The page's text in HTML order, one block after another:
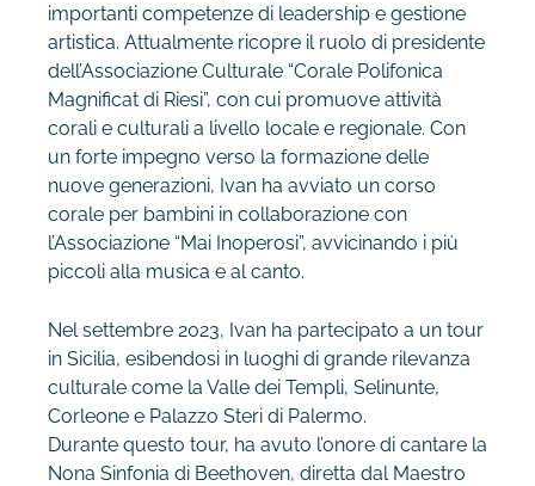
importanti competenze di leadership e gestione
artistica. Attualmente ricopre il ruolo di presidente
dell’Associazione Culturale “Corale Polifonica
Magnificat di Riesi”, con cui promuove attività
corali e culturali a livello locale e regionale. Con
un forte impegno verso la formazione delle
nuove generazioni, Ivan ha avviato un corso
corale per bambini in collaborazione con
l’Associazione “Mai Inoperosi”, avvicinando i più
piccoli alla musica e al canto.
Nel settembre 2023, Ivan ha partecipato a un tour
in Sicilia, esibendosi in luoghi di grande rilevanza
culturale come la Valle dei Templi, Selinunte,
Corleone e Palazzo Steri di Palermo.
Durante questo tour, ha avuto l’onore di cantare la
Nona Sinfonia di Beethoven, diretta dal Maestro